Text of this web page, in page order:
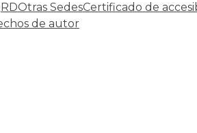
Otras SedesCertificado de
de autor